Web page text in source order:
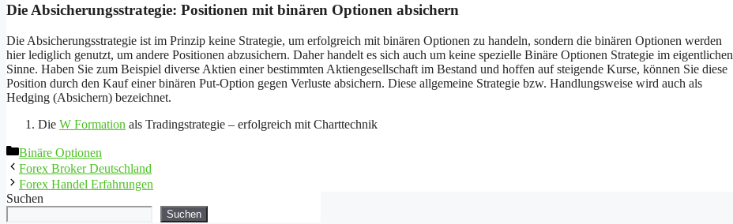
Die Absicherungsstrategie: Positionen mit binären Optionen absichern
Die Absicherungsstrategie ist im Prinzip keine Strategie, um erfolgreich mit binären Optionen zu handeln, sondern die binären Optionen werden
hier lediglich genutzt, um andere Positionen abzusichern. Daher handelt es sich auch um keine spezielle Binäre Optionen Strategie im eigentlichen
Sinne. Haben Sie zum Beispiel diverse Aktien einer bestimmten Aktiengesellschaft im Bestand und hoffen auf steigende Kurse, können Sie diese
Position durch den Kauf einer binären Put-Option gegen Verluste absichern. Diese allgemeine Strategie bzw. Handlungsweise wird auch als
Hedging (Absichern) bezeichnet.
Die W Formation als Tradingstrategie – erfolgreich mit Charttechnik
Kategorien
Binäre Optionen
Forex Broker Deutschland
Forex Handel Erfahrungen
Suchen
Suchen